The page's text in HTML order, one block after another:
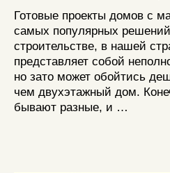
Готовые проекты домов с
самых популярных
строительстве, в нашей
представляет собой
но зато может обойтись
чем двухэтажный дом.
бывают разные, и …